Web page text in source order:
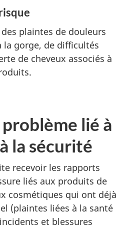
plaintes de douleurs
la gorge, de difficultés
de cheveux associés à
lié à
la sécurité
recevoir les rapports
liés aux produits de
cosmétiques qui ont déjà
(plaintes liées à la santé
et blessures